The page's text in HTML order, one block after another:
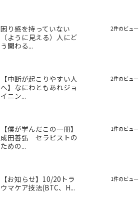
困り感を持っていない
（ように見える）人にど
う関わる...
2件のビュー
【中断が起こりやすい人
へ】なにわともあれジョ
イニン...
2件のビュー
【僕が学んだこの一冊】
成田善弘 セラピストの
ための...
1件のビュー
【お知らせ】10/20トラ
ウマケア技法(BTC、H...
1件のビュー